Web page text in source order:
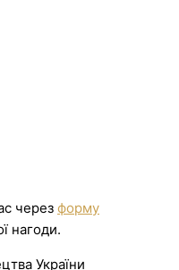
через форму
нагоди.
України